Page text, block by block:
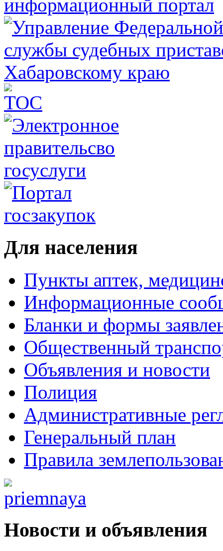
Для населения
Пункты аптек,
Информационные
Бланки и формы
Общественный
Объявления и новости
Полиция
Административные
Генеральный план
Правила
Новости и объявления